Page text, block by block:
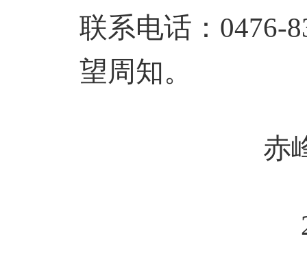
联系电话：0476-
望周知。
赤